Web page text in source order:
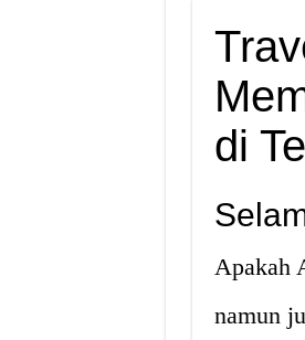
di
Apakah
namun